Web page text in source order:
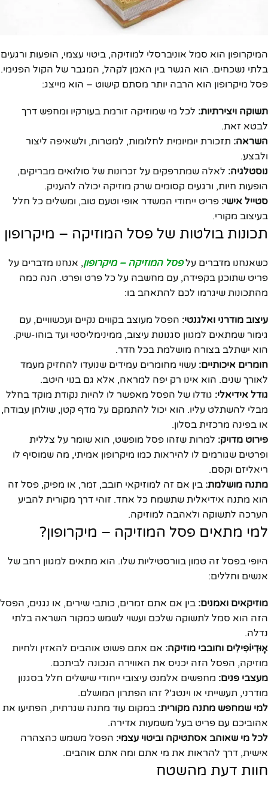
המיקרופון הוא סמל אוניברסלי למוזיקה, ביטוי עצמי, הופעות ורגעים
בלתי נשכחים. הוא הגשר בין האמן לקהל, המגבר של הקול הפנימי.
פסל מיקרופון הוא הרבה יותר מסתם קישוט – הוא מייצג:
תשוקה ויצירתיות: לכל מי שמוזיקה זורמת בעורקיו ומחפש דרך
לבטא זאת.
השראה: תזכורת יומיומית לחלומות, למטרות, ולשאיפה ליצור
ולבצע.
נוסטלגיה: לאלה שמתרפקים על זכרונות של סולואים מבריקים,
הופעות חיות, ורגעים קסומים שרק מוזיקה יכולה להעניק.
סטייל אישי: פריט ייחודי המשדר אופי וטעם טוב, ומשלים כל חלל
בעיצוב מקורי.
תכונות בולטות של פסל המוזיקה – מיקרופון
כשאנחנו מדברים עלפסל המוזיקה – מיקרופון, אנחנו מדברים על
פריט שתוכנן בקפידה, עם מחשבה על כל פרט ופרט. הנה כמה
מהתכונות שיגרמו לכם להתאהב בו:
עיצוב מודרני ואלגנטי: הפסל מעוצב בקווים נקיים ועכשוויים, עם
גימור שמתאים למגוון סגנונות עיצוב, ממינימליסטי ועד בוהו-שיק.
הוא ישתלב בצורה מושלמת בכל חדר.
חומרים איכותיים: עשוי מחומרים עמידים שנועדו להחזיק מעמד
לאורך שנים. הוא אינו רק יפה למראה, אלא גם בנוי היטב.
גודל אידיאלי: גודלו של הפסל מאפשר לו להיות נקודת מוקד בחלל
מבלי להשתלט עליו. הוא יכול להתמקם על מדף קטן, שולחן עבודה,
או בפינה מרכזית בסלון.
פירוט מדויק: למרות שזהו פסל מופשט, הוא שומר על צללית
ופרטים שגורמים לו להיראות כמו מיקרופון אמיתי, מה שמוסיף לו
ריאליזם וקסם.
מתנה מושלמת: בין אם זה למוזיקאי חובב, זמר, או מפיק, פסל זה
הוא מתנה אידיאלית שתשמח כל אחד. זוהי דרך מקורית להביע
הערכה לתשוקה ולאהבה למוזיקה.
למי מתאים פסל המוזיקה – מיקרופון?
היופי בפסל זה טמון בוורסטיליות שלו. הוא מתאים למגוון רחב של
אנשים וחללים:
מוזיקאים ואמנים: בין אם אתם זמרים, כותבי שירים, או נגנים, הפסל
הזה הוא סמל לתשוקה שלכם ועשוי לשמש כמקור השראה בלתי
נדלה.
אָוּדִיוֹפִילִים וחובבי מוזיקה: אם אתם פשוט אוהבים להאזין ולחיות
מוזיקה, הפסל הזה יכניס את האווירה הנכונה לביתכם.
מעצבי פנים: מחפשים אלמנט עיצובי ייחודי שישלים חלל בסגנון
מודרני, תעשייתי או וינטג'? זהו הפתרון המושלם.
למי שמחפש מתנה מקורית: במקום עוד מתנה שגרתית, הפתיעו את
אהוביכם עם פריט בעל משמעות אדירה.
לכל מי שאוהב אסתטיקה וביטוי עצמי: הפסל משמש כהצהרה
אישית, דרך להראות את מי אתם ומה אתם אוהבים.
חוות דעת מהשטח